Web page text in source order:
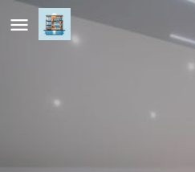
Apartman Amina